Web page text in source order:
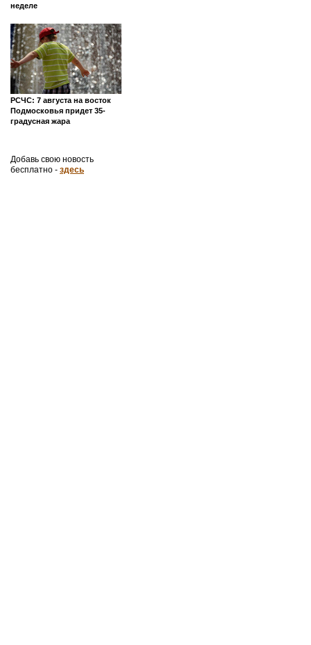
неделе
РСЧС: 7 августа на восток
Подмосковья придет 35-
градусная жара
Добавь свою новость
бесплатно - здесь